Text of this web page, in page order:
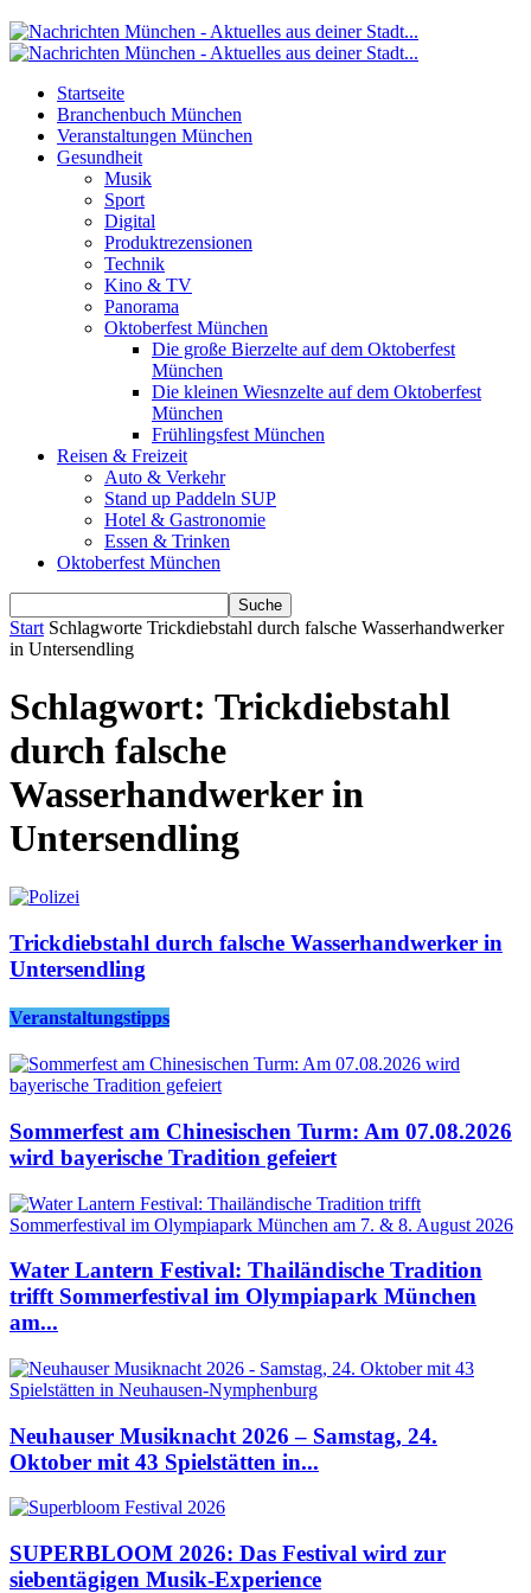
Startseite
Branchenbuch München
Veranstaltungen München
Gesundheit
Musik
Sport
Digital
Produktrezensionen
Technik
Kino & TV
Panorama
Oktoberfest München
Die große Bierzelte auf dem Oktoberfest
München
Die kleinen Wiesnzelte auf dem Oktoberfest
München
Frühlingsfest München
Reisen & Freizeit
Auto & Verkehr
Stand up Paddeln SUP
Hotel & Gastronomie
Essen & Trinken
Oktoberfest München
Start Schlagworte Trickdiebstahl durch falsche Wasserhandwerker
in Untersendling
Schlagwort: Trickdiebstahl
durch falsche
Wasserhandwerker in
Untersendling
Trickdiebstahl durch falsche Wasserhandwerker in
Untersendling
Veranstaltungstipps
Sommerfest am Chinesischen Turm: Am 07.08.2026
wird bayerische Tradition gefeiert
Water Lantern Festival: Thailändische Tradition
trifft Sommerfestival im Olympiapark München
am...
Neuhauser Musiknacht 2026 – Samstag, 24.
Oktober mit 43 Spielstätten in...
SUPERBLOOM 2026: Das Festival wird zur
siebentägigen Musik-Experience